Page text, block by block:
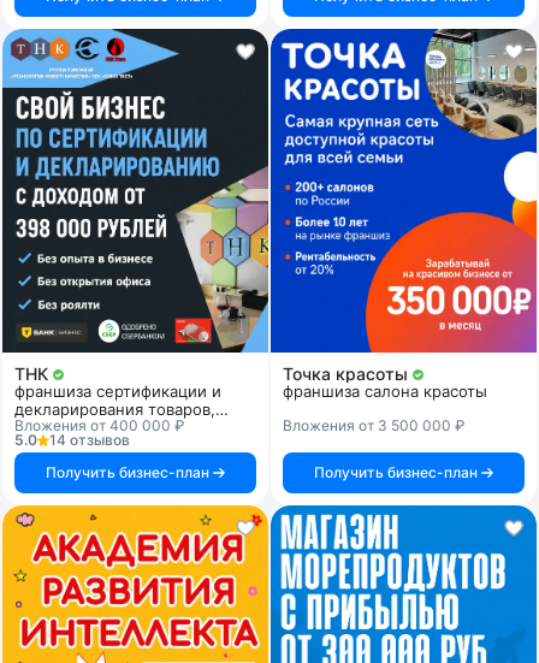
ТНК
франшиза сертификации и
декларирования товаров,
продукции и услуг
Вложения от 400 000 ₽
5.0
14 отзывов
Получить бизнес-план
Точка красоты
франшиза салона красоты
Вложения от 3 500 000 ₽
Получить бизнес-план